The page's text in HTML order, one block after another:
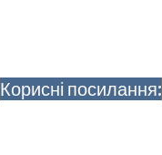
Корисні посилання: